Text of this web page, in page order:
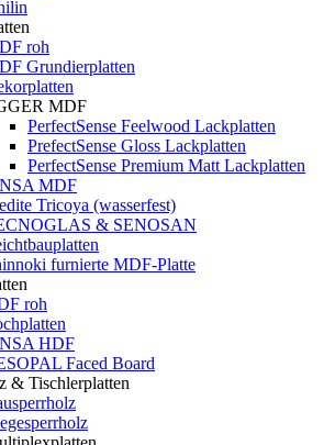
roh
Grundierplatten
MDF
PerfectSense Feelwood Lackplatten
PrefectSense Gloss Lackplatten
PerfectSense Premium Matt Lackplatten
MDF
Tricoya (wasserfest)
& SENOSAN
furnierte MDF-Platte
roh
HDF
Faced Board
& Tischlerplatten